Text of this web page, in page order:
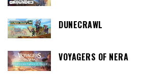
DUNECRAWL
VOYAGERS OF NERA